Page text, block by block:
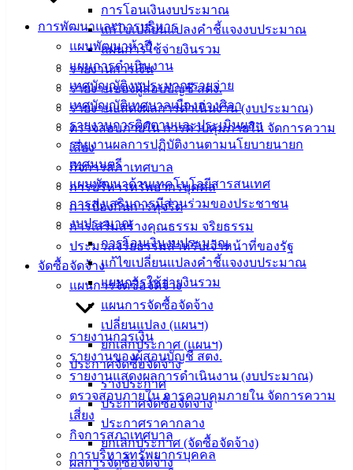
การโอนเงินงบประมาณ
แก้ไขเปลี่ยนแปลงคำชี้แจงงบประมาณ
แผนการใช้จ่ายงินรวม
รายงานการเงิน
รายงานของผู้สอบบัญชี สตง.
รายงานแสดงผลการดำเนินงาน (งบประมาณ)
ตรวจสอบภายใน การควบคุมภายใน จัดการความ
เสี่ยง
กิจการสภาเทศบาล
การบริหารทรัพยากรบุคคล
การป้องกันการทุจริต
การเสริมสร้างคุณธรรม จริยธรรม
ประมวลจริยธรรมสำหรับเจ้าหน้าที่ของรัฐ
จัดซื้อจัดจ้าง
แผนการจัดซื้อจัดจ้าง
แผนการจัดซื้อจัดจ้าง
เปลี่ยนแปลง (แผนฯ)
ยกเลิกประกาศ (แผนฯ)
ประกาศจัดซื้อจัดจ้าง
ร่างประกาศ
ประกาศจัดซื้อจัดจ้าง
ประกาศราคากลาง
ยกเลิกประกาศ (จัดซื้อจัดจ้าง)
ผลการจัดซื้อจัดจ้าง
การพัฒนาและการบริหาร
แผนพัฒนาห้าปี
แผนการดำเนินงาน
เทศบัญญัติงบประมาณรายจ่าย
เทศบัญญัติเทศบาลเมืองอ่างศิลา
รายงานการติดตามและประเมินผลฯ
รายงานผลการปฏิบัติงานตามนโยบายนายก
เทศมนตรี
แผนพัฒนาด้านเทคโนโลยีสารสนเทศ
การส่งเสริมการมีส่วนร่วมของประชาชน
งบประมาณ
การโอนเงินงบประมาณ
แก้ไขเปลี่ยนแปลงคำชี้แจงงบประมาณ
แผนการใช้จ่ายงินรวม
รายงานการเงิน
รายงานของผู้สอบบัญชี สตง.
รายงานแสดงผลการดำเนินงาน (งบประมาณ)
ตรวจสอบภายใน การควบคุมภายใน จัดการความ
เสี่ยง
กิจการสภาเทศบาล
การบริหารทรัพยากรบุคคล
ศุนย์
ข้อมูล
ข่าวสาร
อิเล็กทรอนิกส์
องค์
ความรู้
(Knowledge
Management)
เทศบาล
สายตรง
นายก
ผู้บริหาร
และ
หัวหน้า
ราชการ
เทศบาล